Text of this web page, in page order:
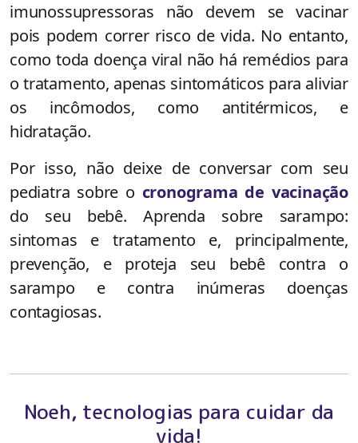
imunossupressoras não devem se vacinar
pois podem correr risco de vida. No entanto,
como toda doença viral não há remédios para
o tratamento, apenas sintomáticos para aliviar
os incômodos, como antitérmicos, e
hidratação.
Por isso, não deixe de conversar com seu
pediatra sobre o cronograma de vacinação
do seu bebê. Aprenda sobre sarampo:
sintomas e tratamento e, principalmente,
prevenção, e proteja seu bebê contra o
sarampo e contra inúmeras doenças
contagiosas.
Noeh, tecnologias para cuidar da
vida!